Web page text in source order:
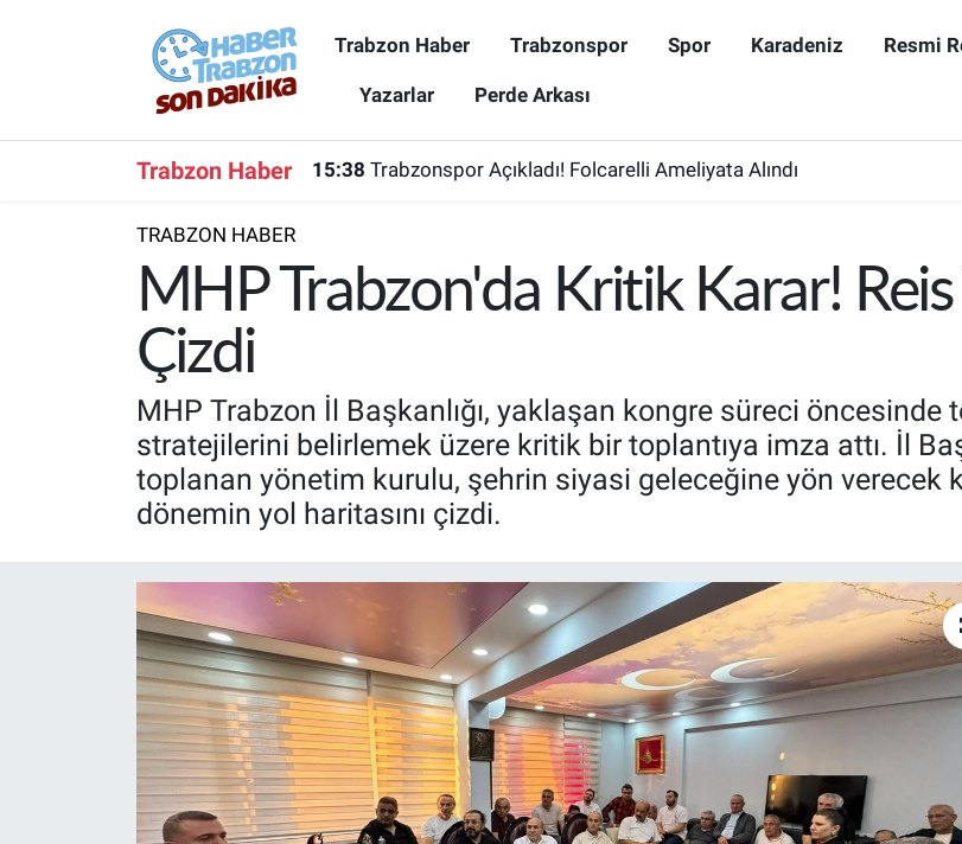
Trabzon Haber Trabzonspor Spor Karadeniz Resmi
Yazarlar Perde Arkası
Trabzon Haber 15:38 Trabzonspor Açıkladı! Folcarelli Ameliyata Alındı
TRABZON HABER
MHP Trabzon'da Kritik Karar! Reis
Çizdi
MHP Trabzon İl Başkanlığı, yaklaşan kongre süreci
stratejilerini belirlemek üzere kritik bir toplantıya imza attı. İl
toplanan yönetim kurulu, şehrin siyasi geleceğine yön verecek
dönemin yol haritasını çizdi.
Trabzon Haber
Karadeniz
Resmi Reklam
Perde Arkası
Trabzon Nöbetçi Eczaneler
Trabzon Trafik Yoğunluk Haritası
Süper Lig Puan Durumu ve Fikstür
Son Dakika Haberleri
Haber Arşivi